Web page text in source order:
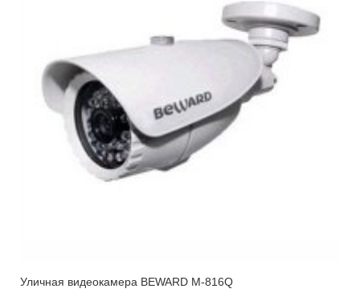
Уличная видеокамера BEWARD M-816Q